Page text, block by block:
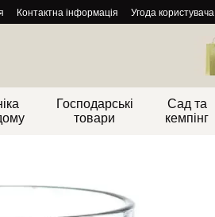
Контактна інформація Угода користувача
Господарські
товари
Сад та
кемпінг